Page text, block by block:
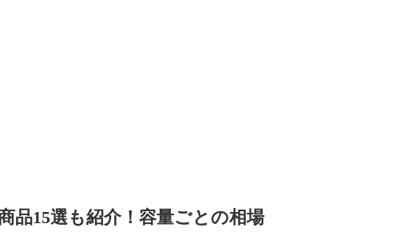
品15選も紹介！容量ごとの相場